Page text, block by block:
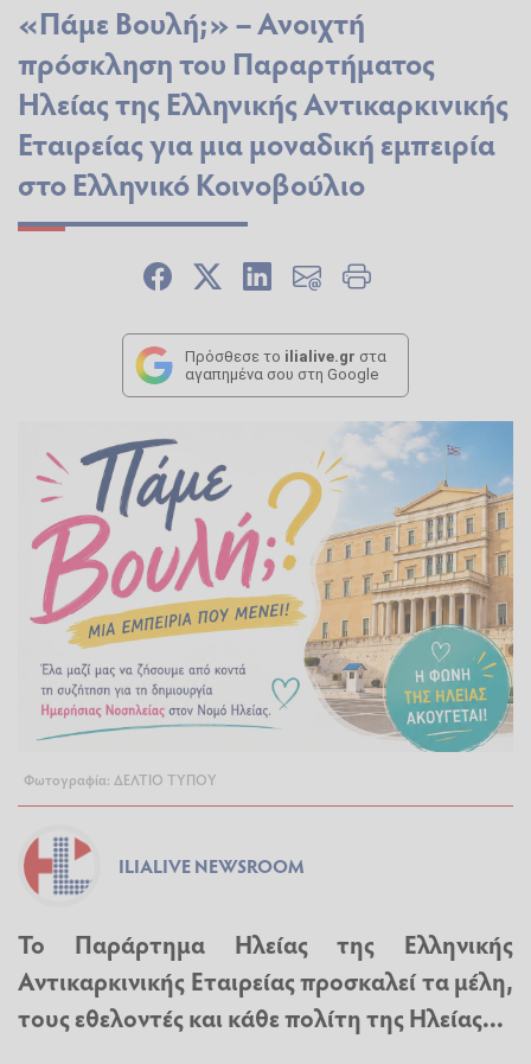
«Πάμε Βουλή;» – Ανοιχτή
πρόσκληση του Παραρτήματος
Ηλείας της Ελληνικής Αντικαρκινικής
Εταιρείας για μια μοναδική εμπειρία
στο Ελληνικό Κοινοβούλιο
Πρόσθεσε το ilialive.gr στα
αγαπημένα σου στη Google
Φωτογραφία: ΔΕΛΤΙΟ ΤΥΠΟΥ
ILIALIVE NEWSROOM
Το Παράρτημα Ηλείας της Ελληνικής
Αντικαρκινικής Εταιρείας προσκαλεί τα μέλη,
τους εθελοντές και κάθε πολίτη της Ηλείας...